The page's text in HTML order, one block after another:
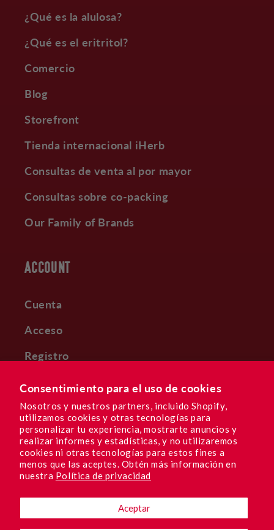
Consentimiento para el uso de cookies
Nosotros y nuestros partners, incluido Shopify,
utilizamos cookies y otras tecnologías para
personalizar tu experiencia, mostrarte anuncios y
realizar informes y estadísticas, y no utilizaremos
cookies ni otras tecnologías para estos fines a
menos que las aceptes. Obtén más información en
nuestra Política de privacidad
Aceptar
¿Qué es la alulosa?
¿Qué es el eritritol?
Comercio
Blog
Storefront
Tienda internacional iHerb
Consultas de venta al por mayor
Consultas sobre co-packing
Our Family of Brands
ACCOUNT
Cuenta
Acceso
Registro
DULCES RECOMPENSAS
Subscribe & Save
FacebookInstagramYouTubeTikTokPinterest
Idioma